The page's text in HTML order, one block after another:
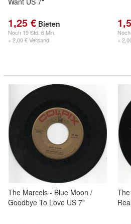
1,25 € Bieten
Noch 19 Std. 6 Min.
+ 2,00 € Versand
Noch
+
The Marcels - Blue Moon /
Goodbye To Love US 7"